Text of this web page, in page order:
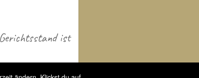
ist